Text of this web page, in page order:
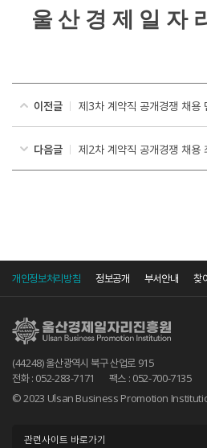
울산경제일자
이전글 제3차 계약직 공개경쟁 채용
다음글 제2차 계약직 공개경쟁 채용
개인정보처리방침 정보공개 부서안내 찾
(44248) 울산광역시 북구 산업로 915
전화 : 052-283-7171
팩스 : 052-700-7135
© 2023 Ulsan Business Promotion
관련사이트 바로가기